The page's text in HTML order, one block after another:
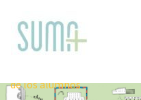
content
Artículos
Secciones
de los alumnos